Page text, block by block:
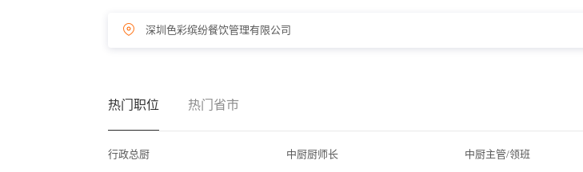
深圳色彩缤纷餐饮管理有限公司
热门职位 热门省市
行政总厨 中厨厨师长 中厨主管/领班